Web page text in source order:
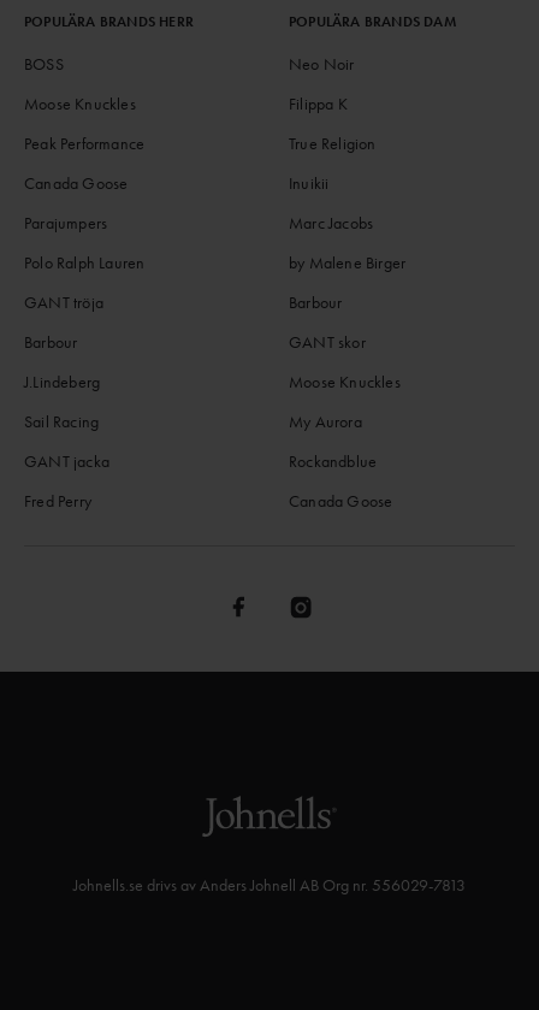
POPULÄRA BRANDS HERR
BOSS
Moose Knuckles
Peak Performance
Canada Goose
Parajumpers
Polo Ralph Lauren
GANT tröja
Barbour
J.Lindeberg
Sail Racing
GANT jacka
Fred Perry
POPULÄRA BRANDS DAM
Neo Noir
Filippa K
True Religion
Inuikii
Marc Jacobs
by Malene Birger
Barbour
GANT skor
Moose Knuckles
My Aurora
Rockandblue
Canada Goose
Johnells.se drivs av Anders Johnell AB Org nr. 556029-7813